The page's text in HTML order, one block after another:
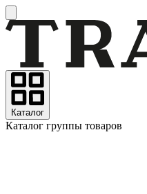
Каталог
Каталог группы товаров